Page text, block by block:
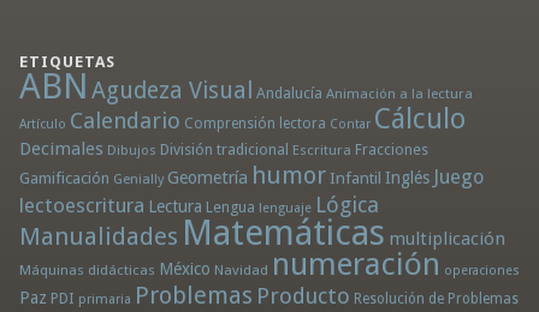
ETIQUETAS
ABN Agudeza Visual Andalucía Animación a la lectura
Artículo Calendario Comprensión lectora Contar Cálculo
Decimales Dibujos División tradicional Escritura Fracciones
Gamificación Genially Geometría humor Infantil Inglés Juego
lectoescritura Lectura Lengua lenguaje Lógica
Manualidades Matemáticas multiplicación
Máquinas didácticas México Navidad numeración operaciones
Paz PDI primaria Problemas Producto Resolución de Problemas